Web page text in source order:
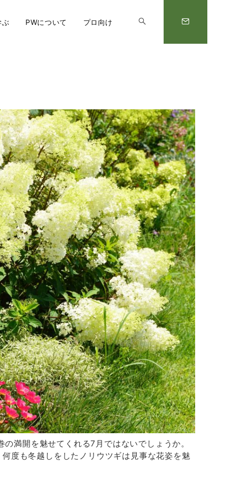
PWについて プロ向け
満開を魅せてくれる7月ではないでしょうか。
度も冬越しをしたノリウツギは見事な花姿を魅